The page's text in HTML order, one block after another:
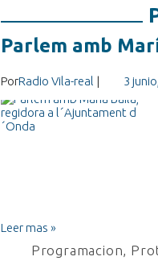
Parlem amb
PorRadio Vila-real | 3
Leer mas »
Programacion,